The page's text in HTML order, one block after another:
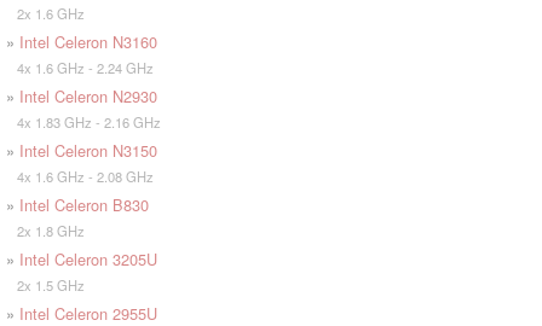
2x 1.6 GHz
» Intel Celeron N3160
4x 1.6 GHz - 2.24 GHz
» Intel Celeron N2930
4x 1.83 GHz - 2.16 GHz
» Intel Celeron N3150
4x 1.6 GHz - 2.08 GHz
» Intel Celeron B830
2x 1.8 GHz
» Intel Celeron 3205U
2x 1.5 GHz
» Intel Celeron 2955U